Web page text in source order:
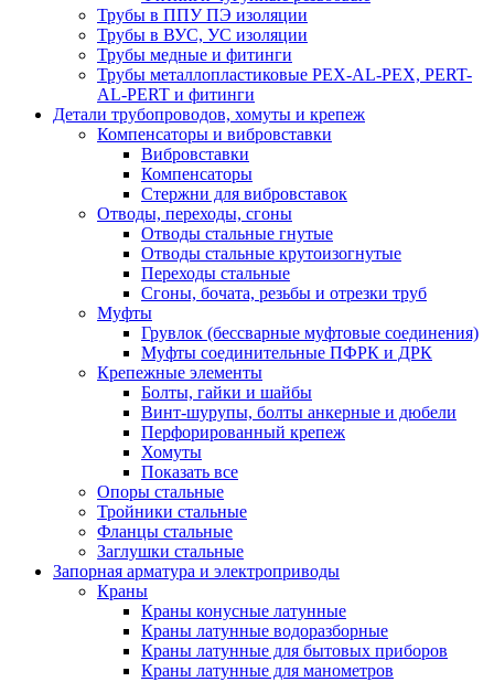
Трубы в ППУ ПЭ изоляции
Трубы в ВУС, УС изоляции
Трубы медные и фитинги
Трубы металлопластиковые PEX-AL-PEX, PERT-
AL-PERT и фитинги
Детали трубопроводов, хомуты и крепеж
Компенсаторы и вибровставки
Вибровставки
Компенсаторы
Стержни для вибровставок
Отводы, переходы, сгоны
Отводы стальные гнутые
Отводы стальные крутоизогнутые
Переходы стальные
Сгоны, бочата, резьбы и отрезки труб
Муфты
Грувлок (бессварные муфтовые соединения)
Муфты соединительные ПФРК и ДРК
Крепежные элементы
Болты, гайки и шайбы
Винт-шурупы, болты анкерные и дюбели
Перфорированный крепеж
Хомуты
Показать все
Опоры стальные
Тройники стальные
Фланцы стальные
Заглушки стальные
Запорная арматура и электроприводы
Краны
Краны конусные латунные
Краны латунные водоразборные
Краны латунные для бытовых приборов
Краны латунные для манометров